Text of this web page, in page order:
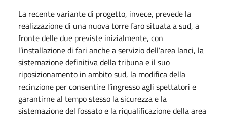
La recente variante di progetto, invece, prevede la
realizzazione di una nuova torre faro situata a sud, a
fronte delle due previste inizialmente, con
l’installazione di fari anche a servizio dell’area lanci, la
sistemazione definitiva della tribuna e il suo
riposizionamento in ambito sud, la modifica della
recinzione per consentire l’ingresso agli spettatori e
garantirne al tempo stesso la sicurezza e la
sistemazione del fossato e la riqualificazione della area